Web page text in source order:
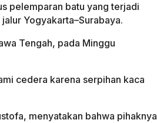
pelemparan batu yang terjadi
Yogyakarta–Surabaya.
Tengah, pada Minggu
cedera karena serpihan kaca
menyatakan bahwa pihaknya